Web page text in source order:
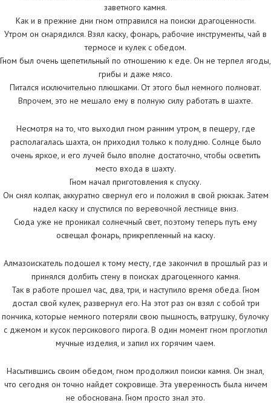
заветного камня.
Как и в прежние дни гном отправился на поиски драгоценности.
Утром он снарядился. Взял каску, фонарь, рабочие инструменты, чай в
термосе и кулек с обедом.
Гном был очень щепетильный по отношению к еде. Он не терпел ягоды,
грибы и даже мясо.
Питался исключительно плюшками. От этого был немного полноват.
Впрочем, это не мешало ему в полную силу работать в шахте.
Несмотря на то, что выходил гном ранним утром, в пещеру, где
располагалась шахта, он приходил только к полудню. Солнце было
очень яркое, и его лучей было вполне достаточно, чтобы осветить
место входа в шахту.
Гном начал приготовления к спуску.
Он снял колпак, аккуратно свернул его и положил в свой рюкзак. Затем
надел каску и спустился по веревочной лестнице вниз.
Сюда уже не проникал солнечный свет, поэтому теперь путь ему
освещал фонарь, прикрепленный на каску.
Алмазоискатель подошел к тому месту, где закончил в прошлый раз и
принялся долбить стену в поисках драгоценного камня.
Так в работе прошел час, два, три, и наступило время обеда. Гном
достал свой кулек, развернул его. На этот раз он взял с собой три
пончика, которые немного потеряли свою пышность, ватрушку, булочку
с джемом и кусок персикового пирога. В один момент гном проглотил
мучные изделия, и запил их горячим чаем.
Насытившись своим обедом, гном продолжил поиски камня. Он знал,
что сегодня он точно найдет сокровище. Эта уверенность была ничем
не обоснована. Гном просто знал это.